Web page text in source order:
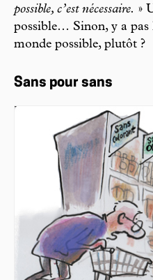
possible, c’est nécessaire. »
possible… Sinon, y a pas
monde possible, plutôt ?
Sans pour sans